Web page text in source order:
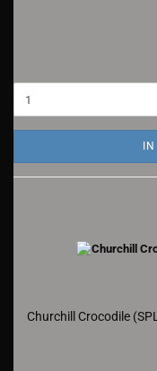
Churchill Crocodile